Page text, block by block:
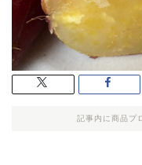
記事内に商品プ